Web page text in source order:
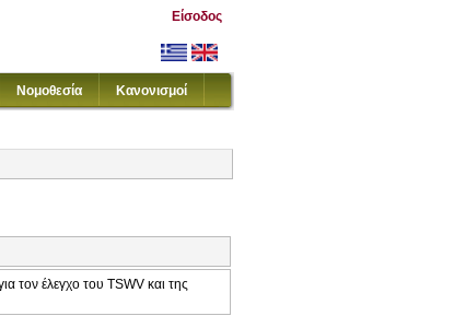
Είσοδος
Νομοθεσία Κανονισμοί
τον έλεγχο του TSWV και της